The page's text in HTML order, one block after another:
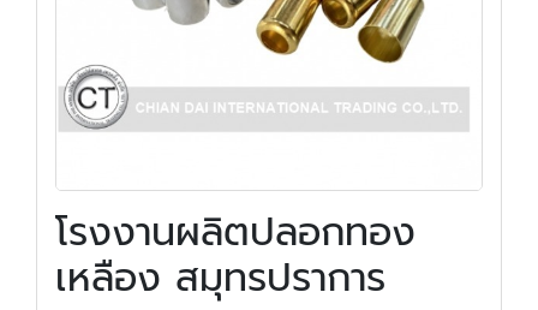
โรงงานผลิตปลอกทอง
เหลือง สมุทรปราการ